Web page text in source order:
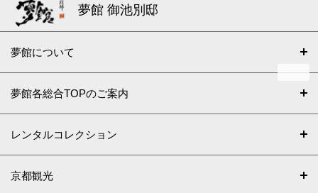
夢館 御池別邸
夢館について
夢館各総合TOPのご案内
レンタルコレクション
京都観光